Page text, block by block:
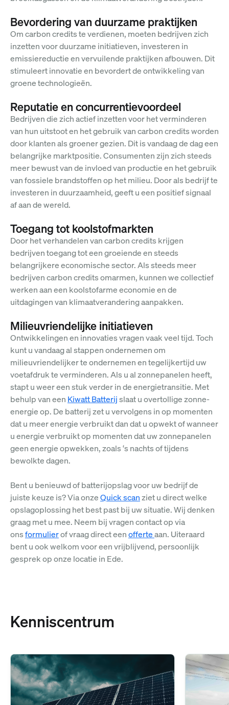
Bevordering van duurzame praktijken
Om carbon credits te verdienen, moeten bedrijven zich
inzetten voor duurzame initiatieven, investeren in
emissiereductie en vervuilende praktijken afbouwen. Dit
stimuleert innovatie en bevordert de ontwikkeling van
groene technologieën.
Reputatie en concurrentievoordeel
Bedrijven die zich actief inzetten voor het verminderen
van hun uitstoot en het gebruik van carbon credits worden
door klanten als groener gezien. Dit is vandaag de dag een
belangrijke marktpositie. Consumenten zijn zich steeds
meer bewust van de invloed van productie en het gebruik
van fossiele brandstoffen op het milieu. Door als bedrijf te
investeren in duurzaamheid, geeft u een positief signaal
af aan de wereld.
Toegang tot koolstofmarkten
Door het verhandelen van carbon credits krijgen
bedrijven toegang tot een groeiende en steeds
belangrijkere economische sector. Als steeds meer
bedrijven carbon credits omarmen, kunnen we collectief
werken aan een koolstofarme economie en de
uitdagingen van klimaatverandering aanpakken.
Milieuvriendelijke initiatieven
Ontwikkelingen en innovaties vragen vaak veel tijd. Toch
kunt u vandaag al stappen ondernemen om
milieuvriendelijker te ondernemen en tegelijkertijd uw
voetafdruk te verminderen. Als u al zonnepanelen heeft,
stapt u weer een stuk verder in de energietransitie. Met
behulp van een Kiwatt Batterijslaat u overtollige zonne-
energie op. De batterij zet u vervolgens in op momenten
dat u meer energie verbruikt dan dat u opwekt of wanneer
u energie verbruikt op momenten dat uw zonnepanelen
geen energie opwekken, zoals ‘s nachts of tijdens
bewolkte dagen.
Bent u benieuwd of batterijopslag voor uw bedrijf de
juiste keuze is? Via onzeQuick scanziet u direct welke
opslagoplossing het best past bij uw situatie. Wij denken
graag met u mee. Neem bij vragen contact op via
onsformulierof vraag direct eenofferteaan. Uiteraard
bent u ook welkom voor een vrijblijvend, persoonlijk
gesprek op onze locatie in Ede.
Kenniscentrum